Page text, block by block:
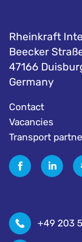
Rheinkraft
Beecker
47166
Germany
Contact
Vacancies
Transport
+49 203